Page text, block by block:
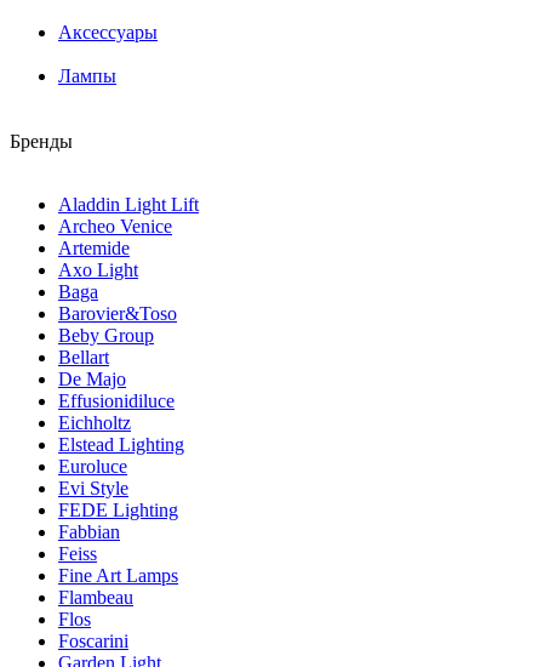
Аксессуары
Лампы
Бренды
Aladdin Light Lift
Archeo Venice
Artemide
Axo Light
Baga
Barovier&Toso
Beby Group
Bellart
De Majo
Effusionidiluce
Eichholtz
Elstead Lighting
Euroluce
Evi Style
FEDE Lighting
Fabbian
Feiss
Fine Art Lamps
Flambeau
Flos
Foscarini
Garden Light